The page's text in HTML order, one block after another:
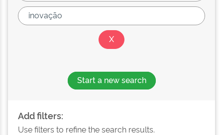
Start a new search
Add filters:
Use filters to refine the search results.